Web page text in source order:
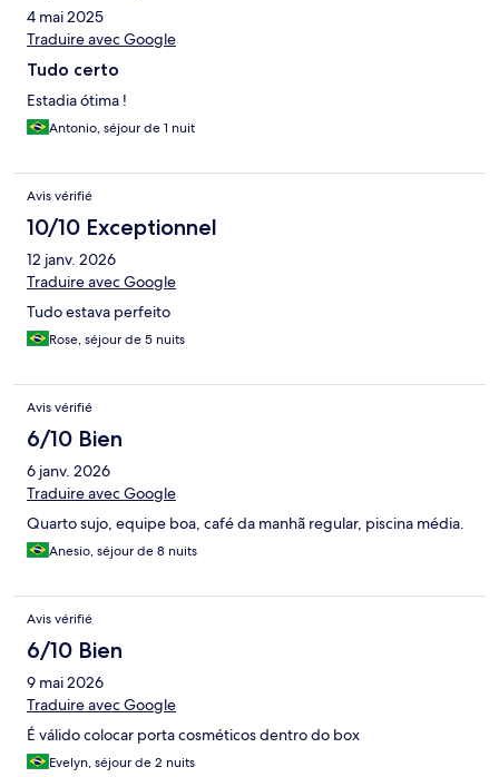
4 mai 2025
Traduire avec Google
Tudo certo
Estadia ótima !
Antonio, séjour de 1 nuit
Avis vérifié
10/10 Exceptionnel
12 janv. 2026
Traduire avec Google
Tudo estava perfeito
Rose, séjour de 5 nuits
Avis vérifié
6/10 Bien
6 janv. 2026
Traduire avec Google
Quarto sujo, equipe boa, café da manhã regular, piscina média.
Anesio, séjour de 8 nuits
Avis vérifié
6/10 Bien
9 mai 2026
Traduire avec Google
É válido colocar porta cosméticos dentro do box
Evelyn, séjour de 2 nuits